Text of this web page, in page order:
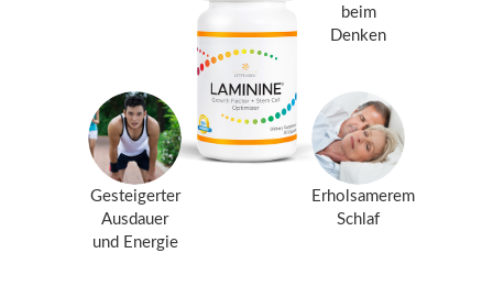
beim
Denken
Gesteigerter
Ausdauer
und Energie
Erholsamerem
Schlaf